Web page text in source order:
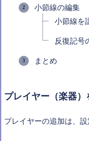
小節線の編集
小節線を
反復記号
まとめ
プレイヤー（楽器）
プレイヤーの追加は、設